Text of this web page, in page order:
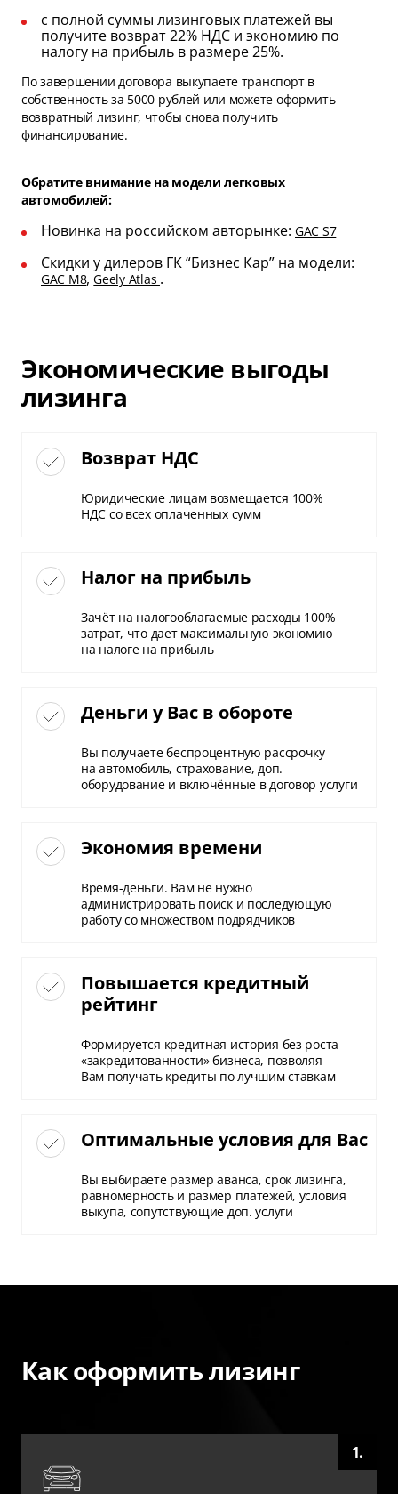
с полной суммы лизинговых платежей вы
получите возврат 22% НДС и экономию по
налогу на прибыль в размере 25%.
По завершении договора выкупаете транспорт в
собственность за 5000 рублей или можете оформить
возвратный лизинг, чтобы снова получить
финансирование.
Обратите внимание на модели легковых
автомобилей:
Новинка на российском авторынке: GAC S7
Скидки у дилеров ГК “Бизнес Кар” на модели:
GAC M8,Geely Atlas .
Экономические выгоды
лизинга
Возврат НДС
Юридические лицам возмещается 100%
НДС со всех оплаченных сумм
Налог на прибыль
Зачёт на налогооблагаемые расходы 100%
затрат, что дает максимальную экономию
на налоге на прибыль
Деньги у Вас в обороте
Вы получаете беспроцентную рассрочку
на автомобиль, страхование, доп.
оборудование и включённые в договор услуги
Экономия времени
Время-деньги. Вам не нужно
администрировать поиск и последующую
работу со множеством подрядчиков
Повышается кредитный
рейтинг
Формируется кредитная история без роста
«закредитованности» бизнеса, позволяя
Вам получать кредиты по лучшим ставкам
Оптимальные условия для Вас
Вы выбираете размер аванса, срок лизинга,
равномерность и размер платежей, условия
выкупа, сопутствующие доп. услуги
Как оформить лизинг
1.